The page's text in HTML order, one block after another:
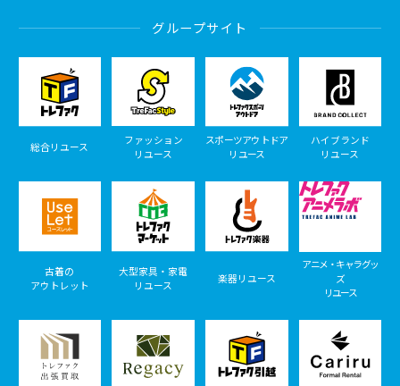
グループサイト
総合リユース
ファッション
リユース
スポーツアウトドア
リユース
ハイブランド
リユース
古着の
アウトレット
大型家具・家電
リユース
楽器リユース
アニメ・キャラグッ
ズ
リユース